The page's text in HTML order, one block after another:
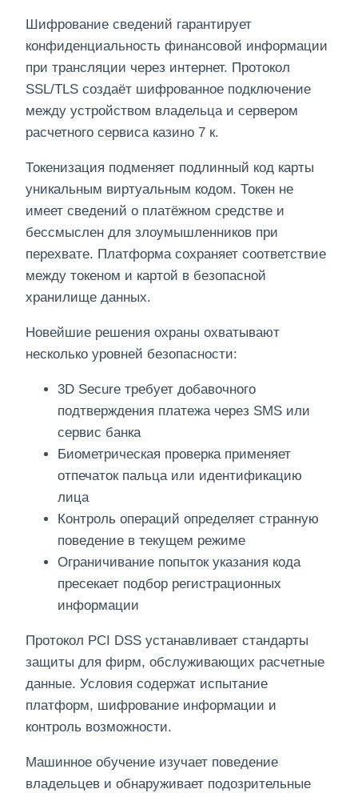
Шифрование сведений гарантирует
конфиденциальность финансовой информации
при трансляции через интернет. Протокол
SSL/TLS создаёт шифрованное подключение
между устройством владельца и сервером
расчетного сервиса казино 7 к.
Токенизация подменяет подлинный код карты
уникальным виртуальным кодом. Токен не
имеет сведений о платёжном средстве и
бессмыслен для злоумышленников при
перехвате. Платформа сохраняет соответствие
между токеном и картой в безопасной
хранилище данных.
Новейшие решения охраны охватывают
несколько уровней безопасности:
3D Secure требует добавочного
подтверждения платежа через SMS или
сервис банка
Биометрическая проверка применяет
отпечаток пальца или идентификацию
лица
Контроль операций определяет странную
поведение в текущем режиме
Ограничивание попыток указания кода
пресекает подбор регистрационных
информации
Протокол PCI DSS устанавливает стандарты
защиты для фирм, обслуживающих расчетные
данные. Условия содержат испытание
платформ, шифрование информации и
контроль возможности.
Машинное обучение изучает поведение
владельцев и обнаруживает подозрительные